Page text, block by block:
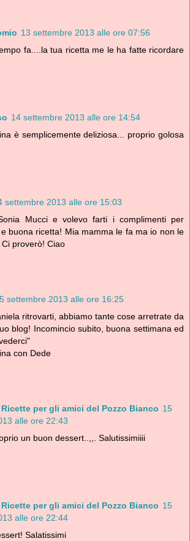
13 settembre 2013 alle ore 07:56
fa....la tua ricetta me le ha fatte ricordare
14 settembre 2013 alle ore 14:54
è semplicemente deliziosa... proprio golosa
settembre 2013 alle ore 15:03
Mucci e volevo farti i complimenti per
buona ricetta! Mia mamma le fa ma io non le
proverò! Ciao
settembre 2013 alle ore 16:25
ritrovarti, abbiamo tante cose arretrate da
blog! Incomincio subito, buona settimana ed
con Dede
per gli amici del Pozzo Bianco 15
alle ore 22:43
un buon dessert..,,. Salutissimiiii
per gli amici del Pozzo Bianco 15
alle ore 22:44
Salatissimi